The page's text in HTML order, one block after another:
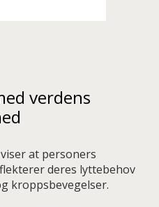
verdens
at personers
deres lyttebehov
kroppsbevegelser.